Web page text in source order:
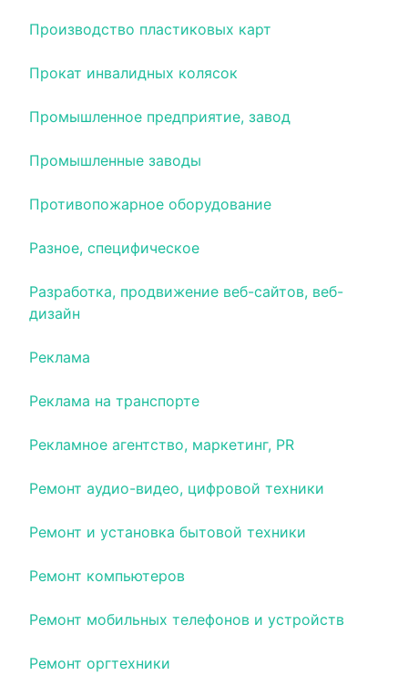
Производство пластиковых карт
Прокат инвалидных колясок
Промышленное предприятие, завод
Промышленные заводы
Противопожарное оборудование
Разное, специфическое
Разработка, продвижение веб-сайтов, веб-
дизайн
Реклама
Реклама на транспорте
Рекламное агентство, маркетинг, PR
Ремонт аудио-видео, цифровой техники
Ремонт и установка бытовой техники
Ремонт компьютеров
Ремонт мобильных телефонов и устройств
Ремонт оргтехники